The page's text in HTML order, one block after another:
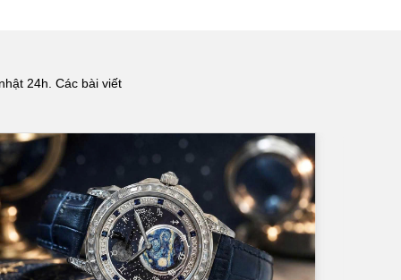
24h. Các bài viết